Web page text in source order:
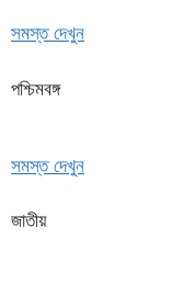
সমস্ত দেখুন
পশ্চিমবঙ্গ
সমস্ত দেখুন
জাতীয়